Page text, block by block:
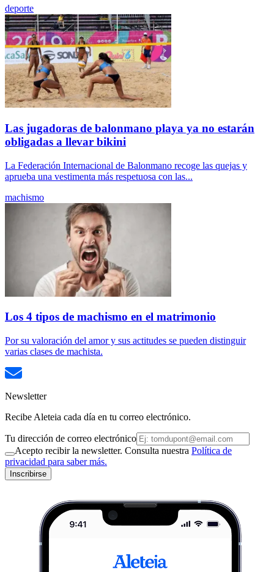
deporte
Las jugadoras de balonmano playa ya no estarán
obligadas a llevar bikini
La Federación Internacional de Balonmano recoge las quejas y
aprueba una vestimenta más respetuosa con las...
machismo
Los 4 tipos de machismo en el matrimonio
Por su valoración del amor y sus actitudes se pueden distinguir
varias clases de machista.
Newsletter
Recibe Aleteia cada día en tu correo electrónico.
Tu dirección de correo electrónico
Acepto recibir la newsletter. Consulta nuestra Política de
privacidad para saber más.
Inscribirse